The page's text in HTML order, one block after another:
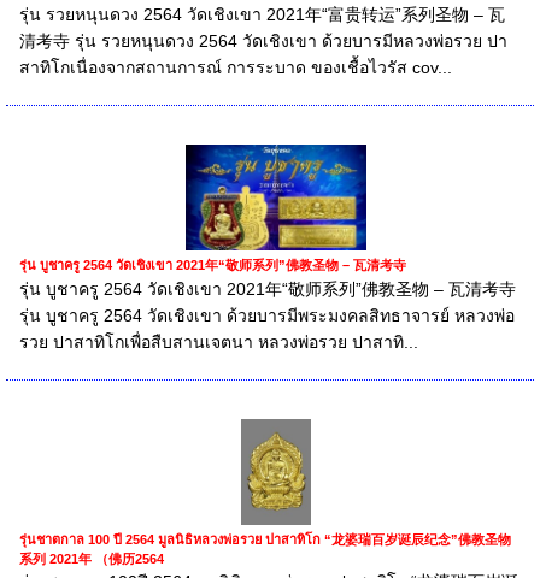
รุ่น รวยหนุนดวง 2564 วัดเชิงเขา 2021年“富贵转运”系列圣物 – 瓦
清考寺 รุ่น รวยหนุนดวง 2564 วัดเชิงเขา ด้วยบารมีหลวงพ่อรวย ปา
สาทิโกเนื่องจากสถานการณ์ การระบาด ของเชื้อไวรัส cov...
รุ่น บูชาครู 2564 วัดเชิงเขา 2021年“敬师系列”佛教圣物 – 瓦清考寺
รุ่น บูชาครู 2564 วัดเชิงเขา 2021年“敬师系列”佛教圣物 – 瓦清考寺
รุ่น บูชาครู 2564 วัดเชิงเขา ด้วยบารมีพระมงคลสิทธาจารย์ หลวงพ่อ
รวย ปาสาทิโกเพื่อสืบสานเจตนา หลวงพ่อรวย ปาสาทิ...
รุ่นชาตกาล 100 ปี 2564 มูลนิธิหลวงพ่อรวย ปาสาทิโก “龙婆瑞百岁诞辰纪念”佛教圣物
系列 2021年 （佛历2564